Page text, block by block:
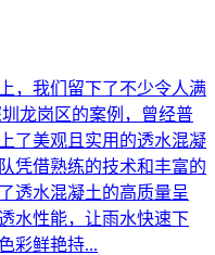
，我们留下了不少令人满
龙岗区的案例，曾经普
了美观且实用的透水混凝
凭借熟练的技术和丰富的
透水混凝土的高质量呈
水性能，让雨水快速下
彩鲜艳持...